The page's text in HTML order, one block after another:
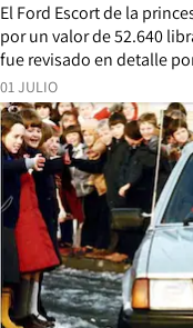
01 JULIO
El Ford Escort de la
por un valor de 52.640
fue revisado en detalle